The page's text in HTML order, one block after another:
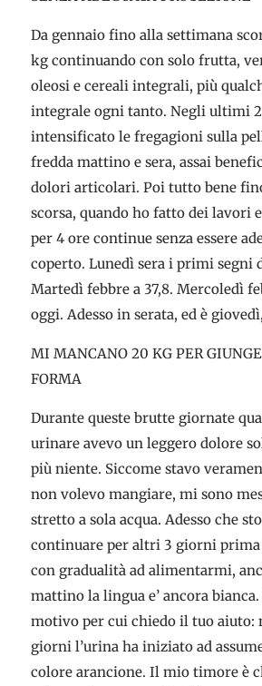
Da gennaio fino alla settimana
kg continuando con solo frutta,
oleosi e cereali integrali, più
integrale ogni tanto. Negli ultimi
intensificato le fregagioni sulla
fredda mattino e sera, assai
dolori articolari. Poi tutto bene
scorsa, quando ho fatto dei lavori
per 4 ore continue senza essere
coperto. Lunedì sera i primi segni
Martedì febbre a 37,8. Mercoledì
oggi. Adesso in serata, ed è
MI MANCANO 20 KG PER
FORMA
Durante queste brutte giornate
urinare avevo un leggero dolore
più niente. Siccome stavo
non volevo mangiare, mi sono
stretto a sola acqua. Adesso che
continuare per altri 3 giorni
con gradualità ad alimentarmi,
mattino la lingua e’ ancora
motivo per cui chiedo il tuo aiuto:
giorni l’urina ha iniziato ad
colore arancione. Il mio timore è